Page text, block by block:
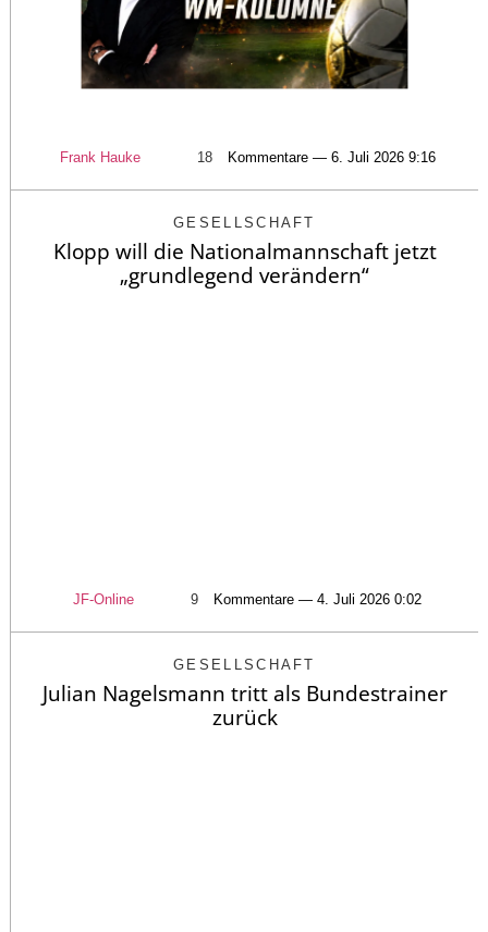
Frank Hauke 18 Kommentare — 6. Juli 2026 9:16
GESELLSCHAFT
Klopp will die Nationalmannschaft jetzt
„grundlegend verändern“
JF-Online 9 Kommentare — 4. Juli 2026 0:02
GESELLSCHAFT
Julian Nagelsmann tritt als Bundestrainer
zurück